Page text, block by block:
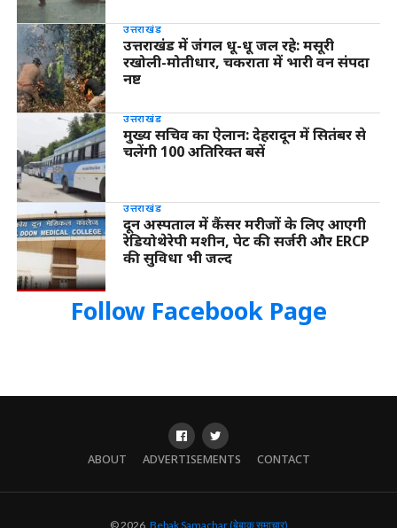
उत्तराखंड
उत्तराखंड में जंगल धू-धू जल रहे: मसूरी
रखोली-मोतीधार, चकराता में भारी वन संपदा
नष्ट
उत्तराखंड
मुख्य सचिव का ऐलान: देहरादून में सितंबर से
चलेंगी 100 अतिरिक्त बसें
उत्तराखंड
दून अस्पताल में कैंसर मरीजों के लिए आएगी
रेडियोथेरेपी मशीन, पेट की सर्जरी और ERCP
की सुविधा भी जल्द
Follow Facebook Page
ABOUT ADVERTISEMENTS CONTACT
© 2026, Bebak Samachar (बेबाक समाचार)